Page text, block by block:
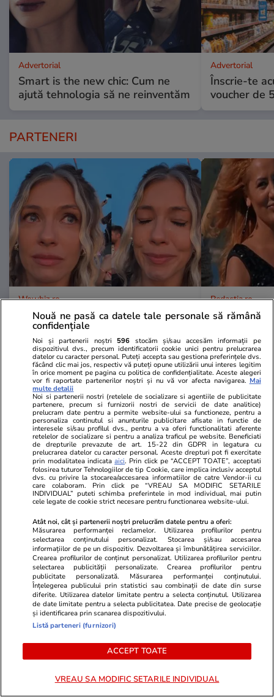
Advertorial
Smart is the new chic: Cum ne
ajută tehnologia să ne reinventăm
Advertorial
Înscrie-te
voucher de
PARTENERI
Wowbiz.ro
Andreea Ibacka a izbucnit în
plâns! Ce a emoționat-o până la
lacrimi pe vedetă: „Nu-mi mai e
rușine să fiu vulnerabilă”
Redactia.ro
De
Roman de
POLITIC
Politică 10:24
Subvențiile partidelor politice în
primele șase luni din 2026.
Cheltuirea banilor s-a făcut tot
fără transparență – analiză
Expert Forum
Exclusiv
Politică 09:30
Rareș Bogdan, despre mutările
lui Ilie Bolojan: deciziile lui sunt
pregătite, din umbră, de doi
oameni. „El nu știe politică”
PARTENERI
Nouă ne pasă ca datele tale personale să rămână
confidențiale
Noi și partenerii noștri 596 stocăm și/sau accesăm informații pe
dispozitivul dvs., precum identificatorii cookie unici pentru prelucrarea
datelor cu caracter personal. Puteți accepta sau gestiona preferințele dvs.
făcând clic mai jos, respectiv vă puteți opune utilizării unui interes legitim
în orice moment pe pagina cu politica de confidențialitate. Aceste alegeri
vor fi raportate partenerilor noștri și nu vă vor afecta navigarea. Mai
multe detalii
Noi si partenerii nostri (retelele de socializare si agentiile de publicitate
partenere, precum si furnizorii nostri de servicii de date analitice)
prelucram date pentru a permite website-ului sa functioneze, pentru a
personaliza continutul si anunturile publicitare afisate in functie de
interesele si/sau profilul dvs., pentru a va oferi functionalitati aferente
retelelor de socializare si pentru a analiza traficul pe website. Beneficiati
de drepturile prevazute de art. 15-22 din GDPR in legatura cu
prelucrarea datelor cu caracter personal. Aceste drepturi pot fi exercitate
prin modalitatea indicataaici. Prin click pe “ACCEPT TOATE”, acceptati
folosirea tuturor Tehnologiilor de tip Cookie, care implica inclusiv acceptul
dvs. cu privire la stocarea/accesarea informatiilor de catre Vendor-ii cu
care colaboram. Prin click pe “VREAU SA MODIFIC SETARILE
INDIVIDUAL” puteti schimba preferintele in mod individual, mai putin
cele legate de cookie strict necesare pentru functionarea website-ului.
Atât noi, cât și partenerii noștri prelucrăm datele pentru a oferi:
Măsurarea performanței reclamelor. Utilizarea profilurilor pentru
selectarea conținutului personalizat. Stocarea și/sau accesarea
informațiilor de pe un dispozitiv. Dezvoltarea și îmbunătățirea serviciilor.
Crearea profilurilor de conținut personalizat. Utilizarea profilurilor pentru
selectarea publicității personalizate. Crearea profilurilor pentru
publicitate personalizată. Măsurarea performanței conținutului.
Înțelegerea publicului prin statistici sau combinații de date din surse
diferite. Utilizarea datelor limitate pentru a selecta conținutul. Utilizarea
de date limitate pentru a selecta publicitatea. Date precise de geolocație
și identificarea prin scanarea dispozitivului.
Listă parteneri (furnizori)
ACCEPT TOATE
VREAU SA MODIFIC SETARILE INDIVIDUAL